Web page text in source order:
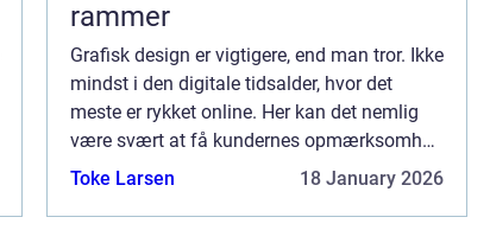
rammer
Grafisk design er vigtigere, end man tror. Ikke
mindst i den digitale tidsalder, hvor det
meste er rykket online. Her kan det nemlig
være svært at få kundernes opmærksomhed
– og fastholde den. Der er efterhånden s&...
Toke Larsen 18 January 2026